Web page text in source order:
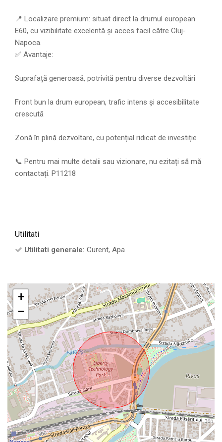
📍 Localizare premium: situat direct la drumul european
E60, cu vizibilitate excelentă și acces facil către Cluj-
Napoca.
✅ Avantaje:
Suprafață generoasă, potrivită pentru diverse dezvoltări
Front bun la drum european, trafic intens și accesibilitate
crescută
Zonă în plină dezvoltare, cu potențial ridicat de investiție
📞 Pentru mai multe detalii sau vizionare, nu ezitați să mă
contactați. P11218
Utilitati
Utilitati generale: Curent, Apa
+
−